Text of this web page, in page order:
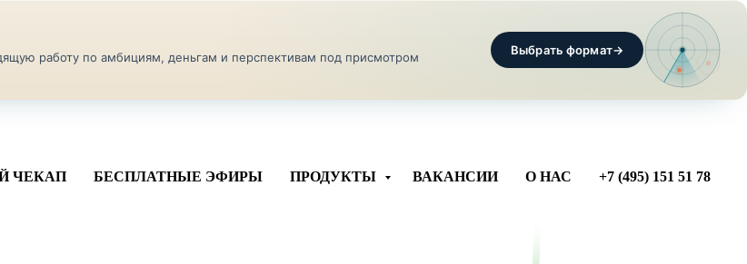
работу по амбициям, деньгам и перспективам под присмотром
Выбрать формат→
ЧЕКАП БЕСПЛАТНЫЕ ЭФИРЫ ПРОДУКТЫ ВАКАНСИИ О НАС +7 (495) 151 51 78